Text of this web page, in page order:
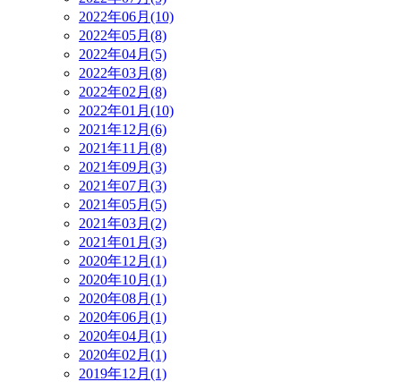
2022年06月(10)
2022年05月(8)
2022年04月(5)
2022年03月(8)
2022年02月(8)
2022年01月(10)
2021年12月(6)
2021年11月(8)
2021年09月(3)
2021年07月(3)
2021年05月(5)
2021年03月(2)
2021年01月(3)
2020年12月(1)
2020年10月(1)
2020年08月(1)
2020年06月(1)
2020年04月(1)
2020年02月(1)
2019年12月(1)